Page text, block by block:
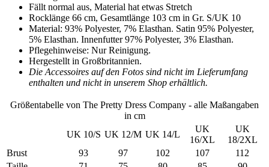
Fällt normal aus, Material hat etwas Stretch
Rocklänge 66 cm, Gesamtlänge 103 cm in Gr. S/UK 10
Material: 93% Polyester, 7% Elasthan. Satin 95% Polyester,
5% Elasthan. Innenfutter 97% Polyester, 3% Elasthan.
Pflegehinweise: Nur Reinigung.
Hergestellt in Großbritannien.
Die Accessoires auf den Fotos sind nicht im Lieferumfang
enthalten und nicht in unserem Shop erhältlich.
Größentabelle von The Pretty Dress Company - alle Maßangaben
in cm
UK 10/S UK 12/M UK 14/L
UK
16/XL
UK
18/2XL
Brust
93 97 102 107
112